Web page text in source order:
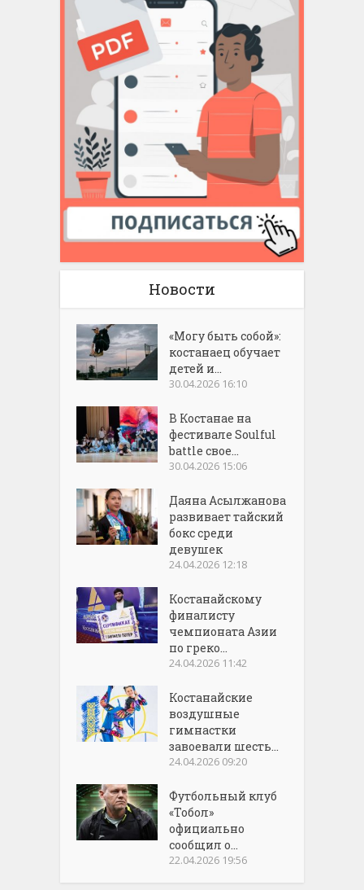
Новости
«Могу быть собой»:
костанаец обучает
детей и...
30.04.2026 16:10
В Костанае на
фестивале Soulful
battle свое...
30.04.2026 15:06
Даяна Асылжанова
развивает тайский
бокс среди
девушек
24.04.2026 12:18
Костанайскому
финалисту
чемпионата Азии
по греко...
24.04.2026 11:42
Костанайские
воздушные
гимнастки
завоевали шесть...
24.04.2026 09:20
Футбольный клуб
«Тобол»
официально
сообщил о...
22.04.2026 19:56